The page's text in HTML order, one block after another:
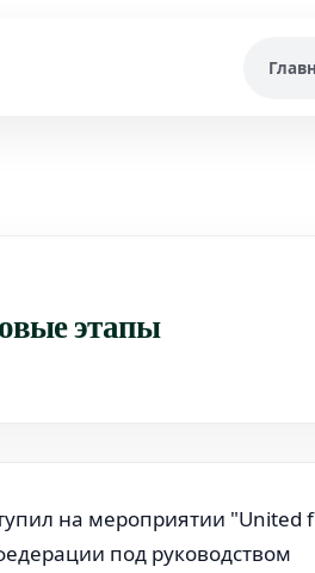
этапы
на мероприятии "United
под руководством